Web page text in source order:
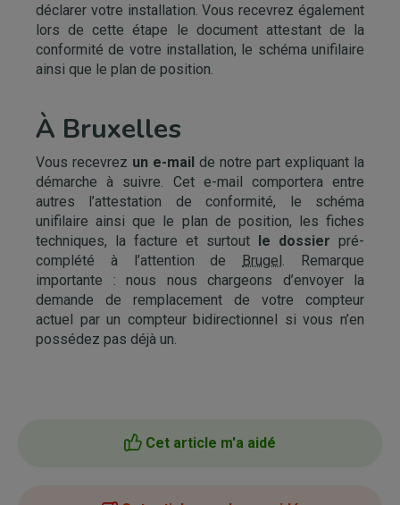
déclarer votre installation. Vous recevrez également
lors de cette étape le document attestant de la
conformité de votre installation, le schéma unifilaire
ainsi que le plan de position.
À Bruxelles
Vous recevrez un e-mail de notre part expliquant la
démarche à suivre. Cet e-mail comportera entre
autres l’attestation de conformité, le schéma
unifilaire ainsi que le plan de position, les fiches
techniques, la facture et surtout le dossier pré-
complété à l’attention de Brugel. Remarque
importante : nous nous chargeons d’envoyer la
demande de remplacement de votre compteur
actuel par un compteur bidirectionnel si vous n’en
possédez pas déjà un.
Cet article m'a aidé